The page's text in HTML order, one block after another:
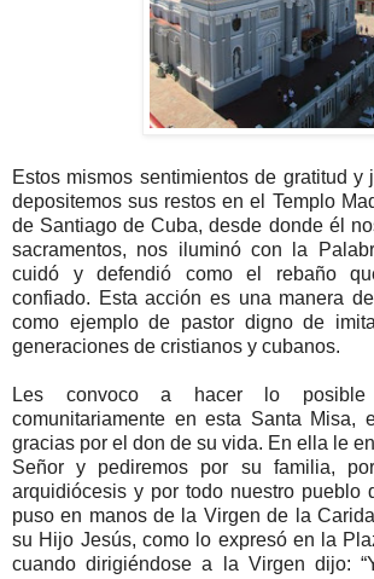
Estos mismos sentimientos de gratitud y
depositemos sus restos en el Templo
de Santiago de Cuba, desde donde él
sacramentos, nos iluminó con la
cuidó y defendió como el rebaño
confiado. Esta acción es una manera
como ejemplo de pastor digno de
generaciones de cristianos y cubanos.
Les convoco a hacer lo posible
comunitariamente en esta Santa Misa,
gracias por el don de su vida. En ella le
Señor y pediremos por su familia,
arquidiócesis y por todo nuestro pueblo
puso en manos de la Virgen de la
su Hijo Jesús, como lo expresó en la
cuando dirigiéndose a la Virgen dijo: